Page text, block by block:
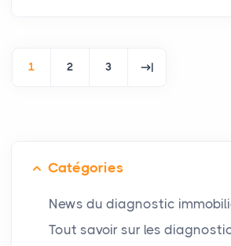
1 2 3
Catégories
News du diagnostic
Tout savoir sur les